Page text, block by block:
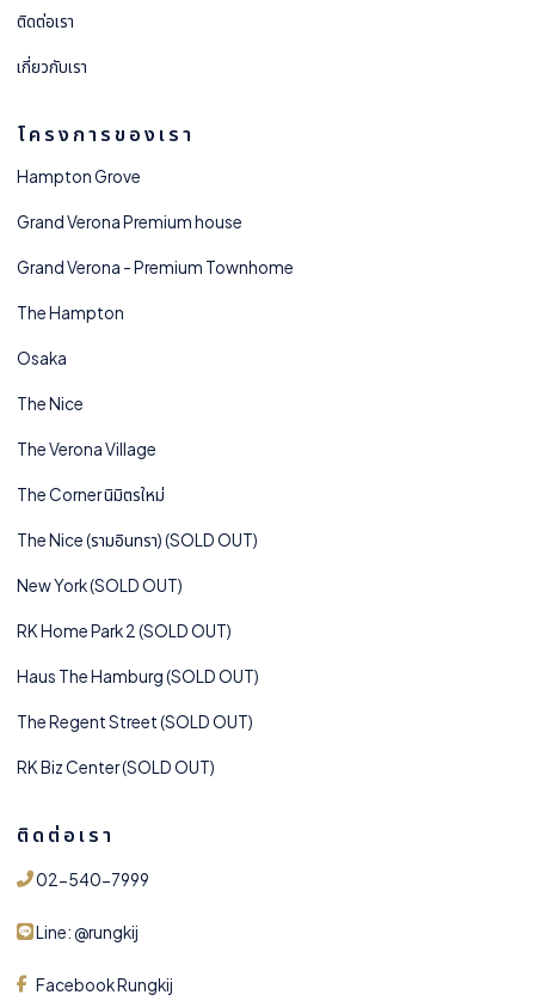
ติดต่อเรา
เกี่ยวกับเรา
โครงการของเรา
Hampton Grove
Grand Verona Premium house
Grand Verona - Premium Townhome
The Hampton
Osaka
The Nice
The Verona Village
The Corner นิมิตรใหม่
The Nice (รามอินทรา) (SOLD OUT)
New York (SOLD OUT)
RK Home Park 2 (SOLD OUT)
Haus The Hamburg (SOLD OUT)
The Regent Street (SOLD OUT)
RK Biz Center (SOLD OUT)
ติดต่อเรา
02-540-7999
Line: @rungkij
Facebook Rungkij